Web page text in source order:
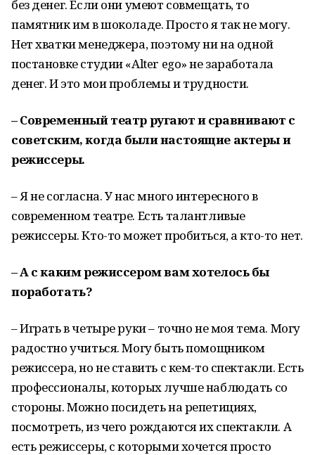
без денег. Если они умеют совмещать, то
памятник им в шоколаде. Просто я так не могу.
Нет хватки менеджера, поэтому ни на одной
постановке студии «Alter ego» не заработала
денег. И это мои проблемы и трудности.
– Современный театр ругают и сравнивают с
советским, когда были настоящие актеры и
режиссеры.
– Я не согласна. У нас много интересного в
современном театре. Есть талантливые
режиссеры. Кто-то может пробиться, а кто-то нет.
– А с каким режиссером вам хотелось бы
поработать?
– Играть в четыре руки – точно не моя тема. Могу
радостно учиться. Могу быть помощником
режиссера, но не ставить с кем-то спектакли. Есть
профессионалы, которых лучше наблюдать со
стороны. Можно посидеть на репетициях,
посмотреть, из чего рождаются их спектакли. А
есть режиссеры, с которыми хочется просто